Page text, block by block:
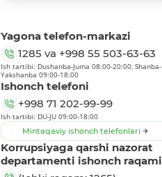
Yagona telefon-markazi
1285 va +998 55 503-63-63
Ish tartibi: Dushanba-Juma 08:00-20:00, Shanba-
Yakshanba 09:00-18:00
Ishonch telefoni
+998 71 202-99-99
Ish tartibi: DU-JU 09:00-18:00
Mintaqaviy ishonch telefonlari
Korrupsiyaga qarshi nazorat
departamenti ishonch raqami